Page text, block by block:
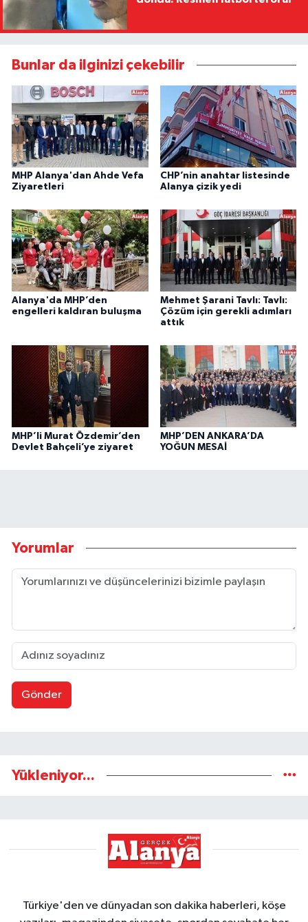
Bunlar da ilginizi çekebilir
MHP Alanya'dan Ahde Vefa
Ziyaretleri
CHP’nin anahtar listesinde
Alanya çizik yedi
Alanya'da MHP’den
engelleri kaldıran buluşma
Mehmet Şarani Tavlı: Tavlı:
Çözüm için gerekli adımları
attık
MHP’li Murat Özdemir’den
Devlet Bahçeli’ye ziyaret
MHP’DEN ANKARA’DA
YOĞUN MESAİ
Yorumlar
Gönder
Yükleniyor...
Türkiye'den ve dünyadan son dakika haberleri, köşe